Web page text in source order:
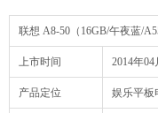
联想 A8-50（16GB/午夜蓝/
上市时间 2014年04
产品定位 娱乐平板